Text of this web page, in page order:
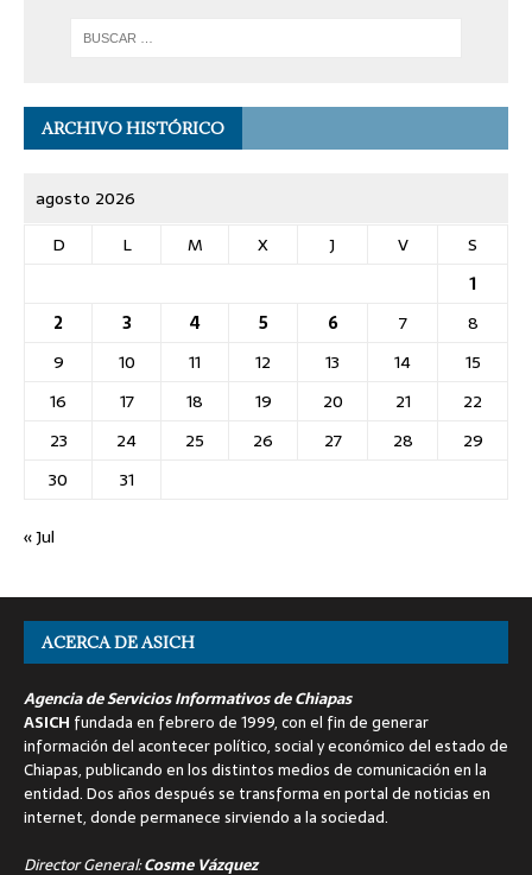
ARCHIVO HISTÓRICO
agosto 2026
D
L M X J V
S
1
2
3 4 5 6 7
8
9
10 11 12 13 14
15
16
17 18 19 20 21
22
23
24 25 26 27 28
29
30
31
« Jul
ACERCA DE ASICH
Agencia de Servicios Informativos de Chiapas
ASICH fundada en febrero de 1999, con el fin de generar
información del acontecer político, social y económico del estado de
Chiapas, publicando en los distintos medios de comunicación en la
entidad. Dos años después se transforma en portal de noticias en
internet, donde permanece sirviendo a la sociedad.
Director General:Cosme Vázquez